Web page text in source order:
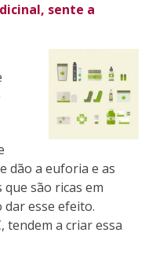
sente a
dão a euforia e as
são ricas em
dar esse efeito.
tendem a criar essa